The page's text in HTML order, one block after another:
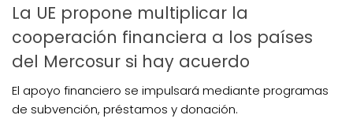
La UE propone multiplicar la
cooperación financiera a los países
del Mercosur si hay acuerdo
El apoyo financiero se impulsará mediante programas
de subvención, préstamos y donación.